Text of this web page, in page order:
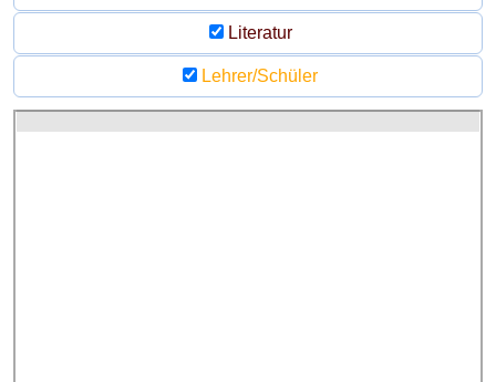
Literatur
Lehrer/Schüler